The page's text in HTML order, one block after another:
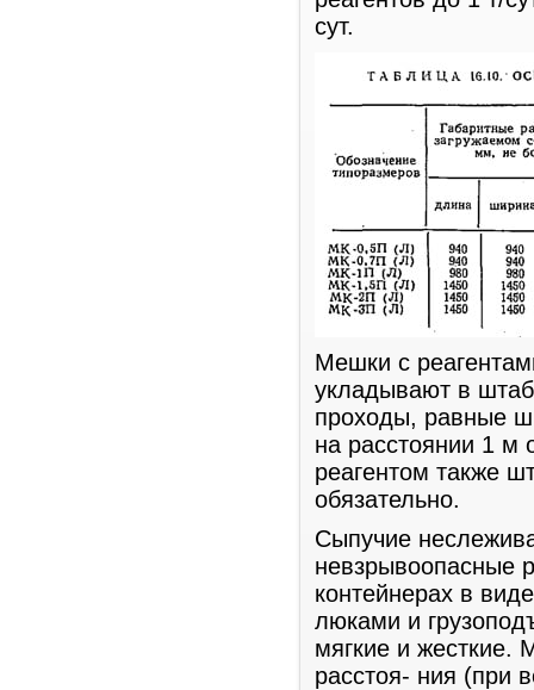
сут.
Мешки с
укладывают в
проходы, равные
на расстоянии 1 м
реагентом также
обязательно.
Сыпучие
невзрывоопасные
контейнерах в
люками и
мягкие и жесткие.
расстоя- ния (при